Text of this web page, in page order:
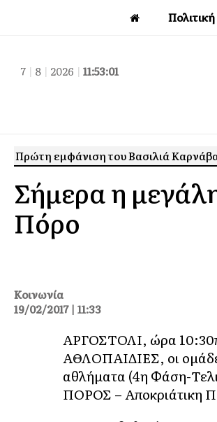
Πολιτική
7 | 8 | 2026 | 11:53:01
Πρώτη εμφάνιση του Βασιλιά
Σήμερα η
Πόρο
Κοινωνία
19/02/2017 | 11:33
ΑΡΓΟΣΤΟΛΙ, ώρα
ΑΘΛΟΠΑΙΔΙΕΣ, οι
αθλήματα (4η Φάση-
ΠΟΡΟΣ – Αποκριάτικη